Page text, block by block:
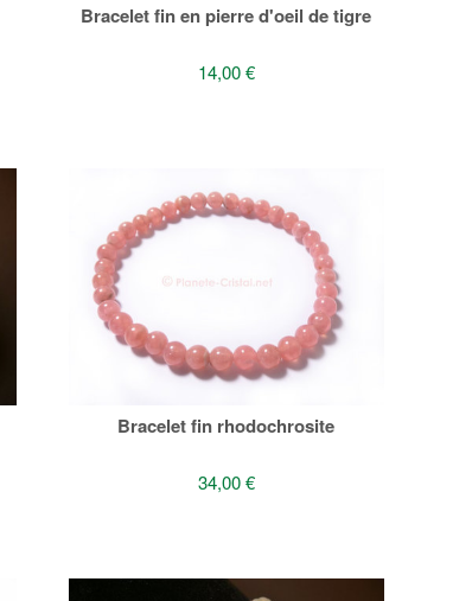
Bracelet fin en pierre d'oeil de tigre
14,00 €
Bracelet fin rhodochrosite
34,00 €